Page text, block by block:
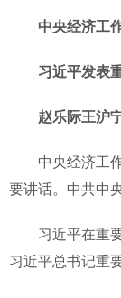
中央经济工作
习近平发表重
赵乐际王沪宁
中央经济工作
要讲话。中共中
习近平在重要
习近平总书记重